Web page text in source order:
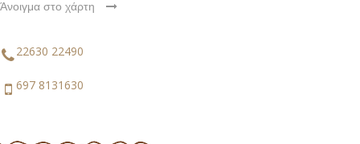
Άνοιγμα στο χάρτη
22630 22490
697 8131630